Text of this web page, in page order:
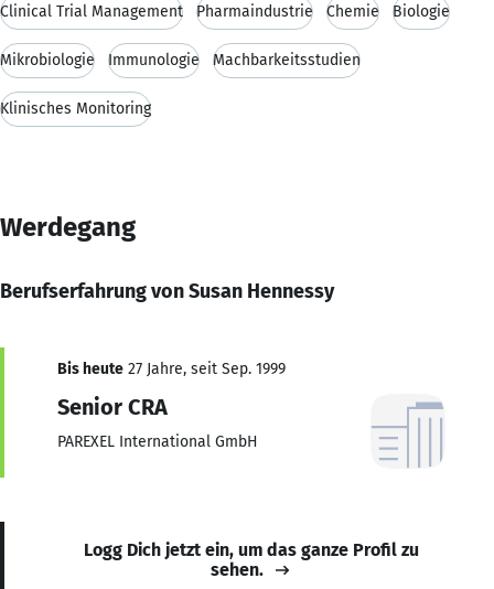
Clinical Trial Management Pharmaindustrie Chemie Biologie
Mikrobiologie Immunologie Machbarkeitsstudien
Klinisches Monitoring
Werdegang
Berufserfahrung von Susan Hennessy
Bis heute 27 Jahre, seit Sep. 1999
Senior CRA
PAREXEL International GmbH
Logg Dich jetzt ein, um das ganze Profil zu
sehen.